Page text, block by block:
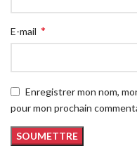
E-mail*
Enregistrer mon nom,
pour mon prochain